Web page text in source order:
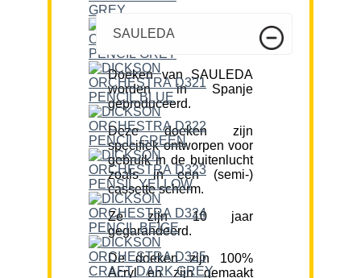
SAULEDA
Doeken van SAULEDA
worden in Spanje
geproduceerd.
Deze doeken zijn
specifiek ontworpen voor
gebruik in de buitenlucht
zoals in een (semi-)
cassette scherm.
Ze zijn 10 jaar
gegarandeerd.
De doeken zijn 100%
Acryl en zijn gemaakt